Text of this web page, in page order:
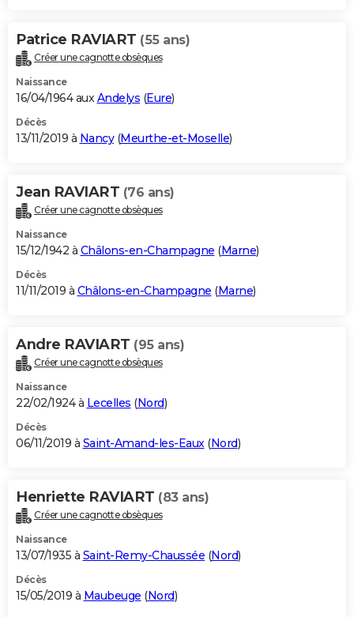
Patrice RAVIART (55 ans)
Créer une cagnotte obsèques
Naissance
16/04/1964 auxAndelys (Eure)
Décès
13/11/2019 à Nancy(Meurthe-et-Moselle)
Jean RAVIART (76 ans)
Créer une cagnotte obsèques
Naissance
15/12/1942 à Châlons-en-Champagne (Marne)
Décès
11/11/2019 à Châlons-en-Champagne (Marne)
Andre RAVIART (95 ans)
Créer une cagnotte obsèques
Naissance
22/02/1924 à Lecelles (Nord)
Décès
06/11/2019 à Saint-Amand-les-Eaux(Nord)
Henriette RAVIART (83 ans)
Créer une cagnotte obsèques
Naissance
13/07/1935 à Saint-Remy-Chaussée (Nord)
Décès
15/05/2019 à Maubeuge (Nord)